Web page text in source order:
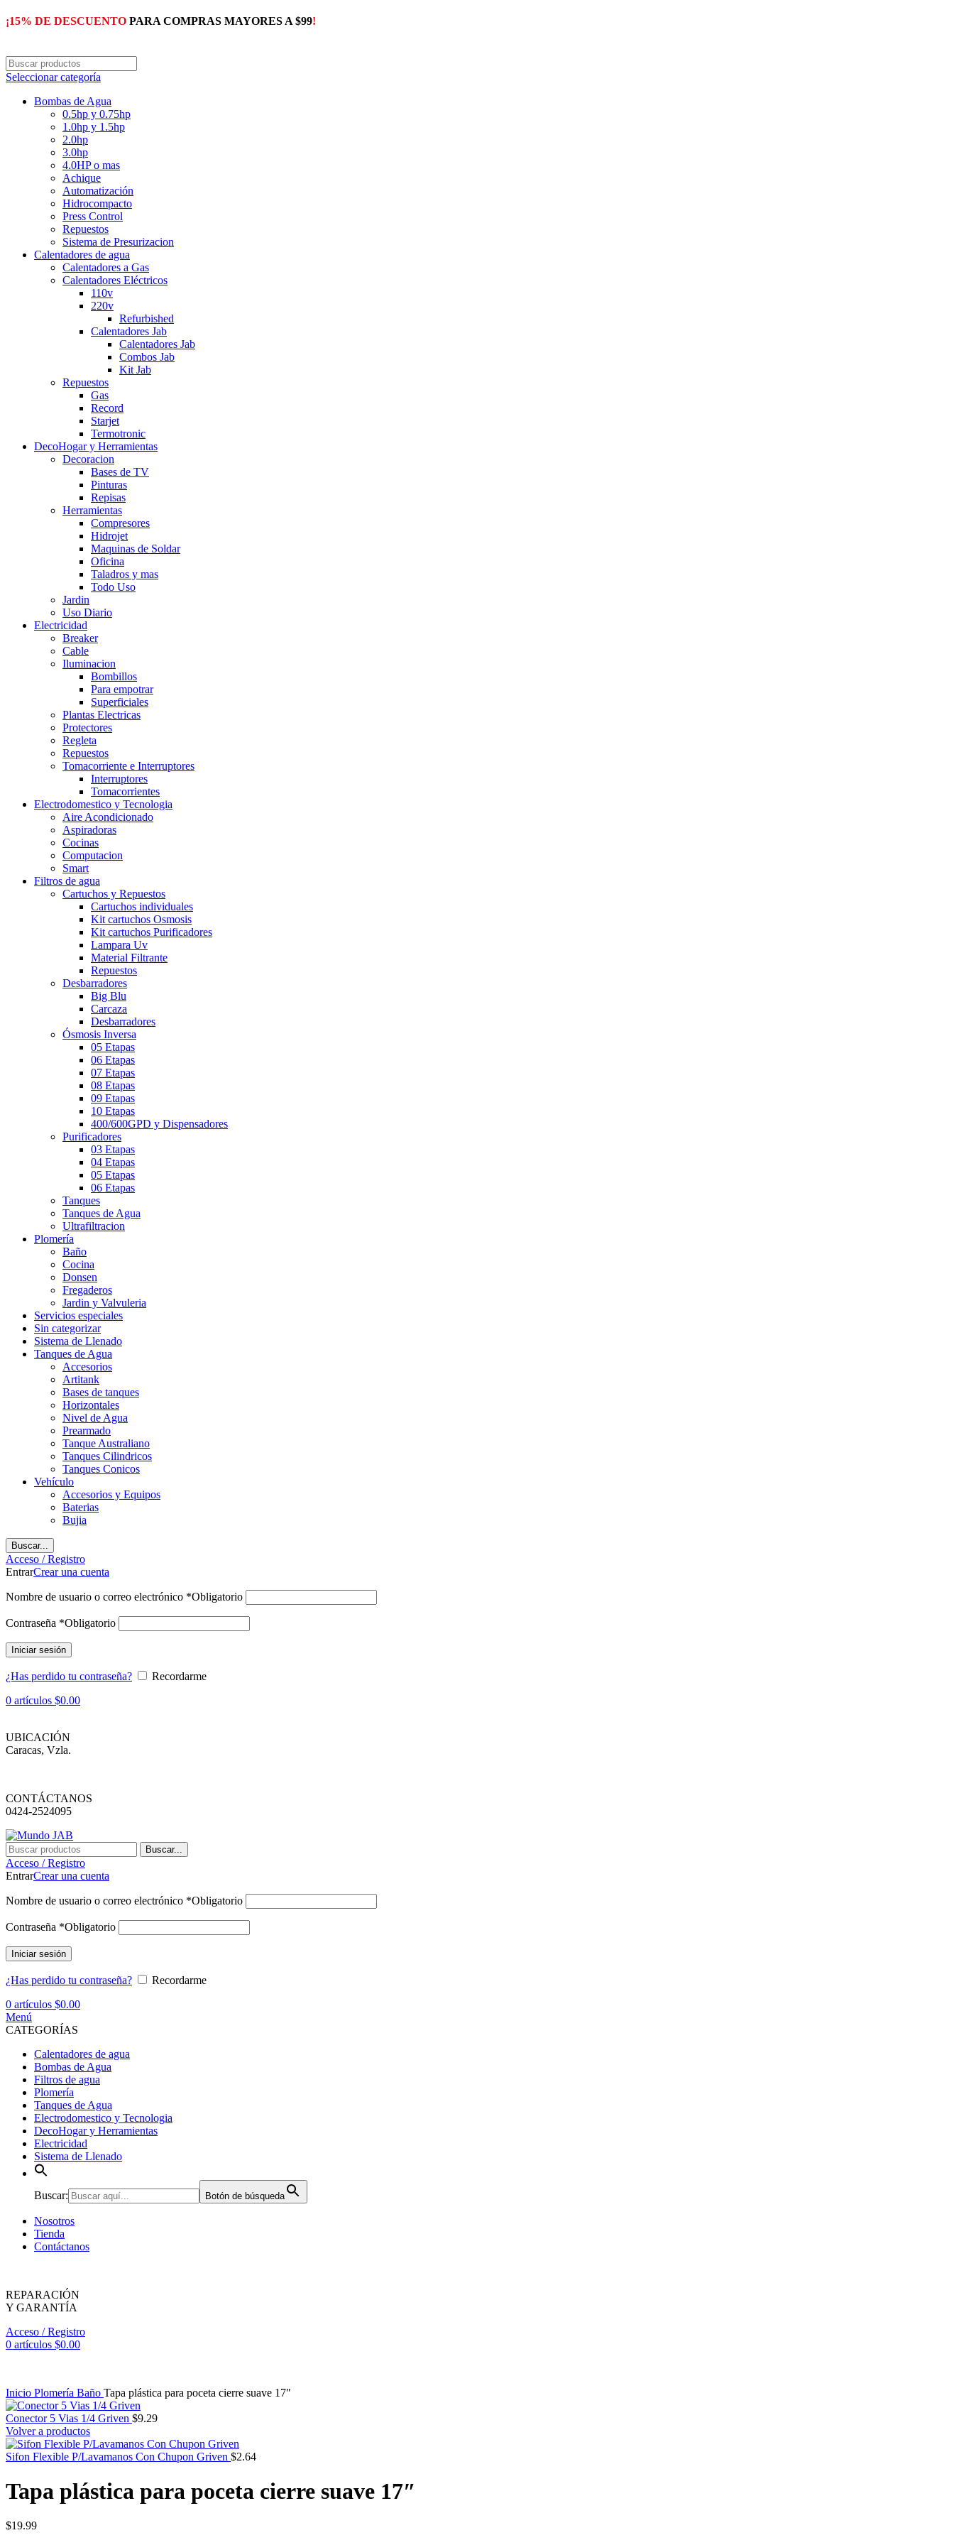
¡15% DE DESCUENTO PARA COMPRAS MAYORES A $99!
Seleccionar categoría
Bombas de Agua
0.5hp y 0.75hp
1.0hp y 1.5hp
2.0hp
3.0hp
4.0HP o mas
Achique
Automatización
Hidrocompacto
Press Control
Repuestos
Sistema de Presurizacion
Calentadores de agua
Calentadores a Gas
Calentadores Eléctricos
110v
220v
Refurbished
Calentadores Jab
Calentadores Jab
Combos Jab
Kit Jab
Repuestos
Gas
Record
Starjet
Termotronic
DecoHogar y Herramientas
Decoracion
Bases de TV
Pinturas
Repisas
Herramientas
Compresores
Hidrojet
Maquinas de Soldar
Oficina
Taladros y mas
Todo Uso
Jardin
Uso Diario
Electricidad
Breaker
Cable
Iluminacion
Bombillos
Para empotrar
Superficiales
Plantas Electricas
Protectores
Regleta
Repuestos
Tomacorriente e Interruptores
Interruptores
Tomacorrientes
Electrodomestico y Tecnologia
Aire Acondicionado
Aspiradoras
Cocinas
Computacion
Smart
Filtros de agua
Cartuchos y Repuestos
Cartuchos individuales
Kit cartuchos Osmosis
Kit cartuchos Purificadores
Lampara Uv
Material Filtrante
Repuestos
Desbarradores
Big Blu
Carcaza
Desbarradores
Ósmosis Inversa
05 Etapas
06 Etapas
07 Etapas
08 Etapas
09 Etapas
10 Etapas
400/600GPD y Dispensadores
Purificadores
03 Etapas
04 Etapas
05 Etapas
06 Etapas
Tanques
Tanques de Agua
Ultrafiltracion
Plomería
Baño
Cocina
Donsen
Fregaderos
Jardin y Valvuleria
Servicios especiales
Sin categorizar
Sistema de Llenado
Tanques de Agua
Accesorios
Artitank
Bases de tanques
Horizontales
Nivel de Agua
Prearmado
Tanque Australiano
Tanques Cilindricos
Tanques Conicos
Vehículo
Accesorios y Equipos
Baterias
Bujia
Buscar...
Acceso / Registro
EntrarCrear una cuenta
Nombre de usuario o correo electrónico *Obligatorio
Contraseña *Obligatorio
Iniciar sesión
¿Has perdido tu contraseña?
Recordarme
0 artículos $0.00
UBICACIÓN
Caracas, Vzla.
CONTÁCTANOS
0424-2524095
Buscar...
Acceso / Registro
EntrarCrear una cuenta
Nombre de usuario o correo electrónico *Obligatorio
Contraseña *Obligatorio
Iniciar sesión
¿Has perdido tu contraseña?
Recordarme
0 artículos $0.00
Menú
CATEGORÍAS
Calentadores de agua
Bombas de Agua
Filtros de agua
Plomería
Tanques de Agua
Electrodomestico y Tecnologia
DecoHogar y Herramientas
Electricidad
Sistema de Llenado
Buscar: Botón de búsqueda
Nosotros
Tienda
Contáctanos
REPARACIÓN
Y GARANTÍA
Acceso / Registro
0 artículos $0.00
Inicio Plomería Baño Tapa plástica para poceta cierre suave 17″
Conector 5 Vias 1/4 Griven $9.29
Volver a productos
Sifon Flexible P/Lavamanos Con Chupon Griven $2.64
Tapa plástica para poceta cierre suave 17″
$19.99